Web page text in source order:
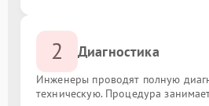
2 Диагностика
Инженеры проводят полную
техническую. Процедура